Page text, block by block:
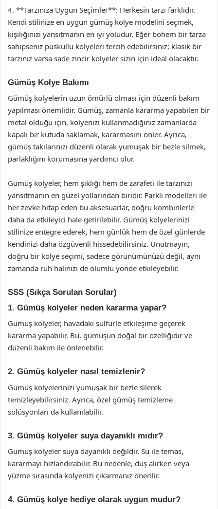
4. **Tarzınıza Uygun Seçimler**: Herkesin tarzı farklıdır.
Kendi stilinize en uygun gümüş kolye modelini seçmek,
kişiliğinizi yansıtmanın en iyi yoludur. Eğer bohem bir tarza
sahipseniz püsküllü kolyeleri tercih edebilirsiniz; klasik bir
tarzınız varsa sade zincir kolyeler sizin için ideal olacaktır.
Gümüş Kolye Bakımı
Gümüş kolyelerin uzun ömürlü olması için düzenli bakım
yapılması önemlidir. Gümüş, zamanla kararma yapabilen bir
metal olduğu için, kolyenizi kullanmadığınız zamanlarda
kapalı bir kutuda saklamak, kararmasını önler. Ayrıca,
gümüş takılarınızı düzenli olarak yumuşak bir bezle silmek,
parlaklığını korumasına yardımcı olur.
Gümüş kolyeler, hem şıklığı hem de zarafeti ile tarzınızı
yansıtmanın en güzel yollarından biridir. Farklı modelleri ile
her zevke hitap eden bu aksesuarlar, doğru kombinlerle
daha da etkileyici hale getirilebilir. Gümüş kolyelerinizi
stilinize entegre ederek, hem günlük hem de özel günlerde
kendinizi daha özgüvenli hissedebilirsiniz. Unutmayın,
doğru bir kolye seçimi, sadece görünümünüzü değil, aynı
zamanda ruh halinizi de olumlu yönde etkileyebilir.
SSS (Sıkça Sorulan Sorular)
1. Gümüş kolyeler neden kararma yapar?
Gümüş kolyeler, havadaki sülfürle etkileşime geçerek
kararma yapabilir. Bu, gümüşün doğal bir özelliğidir ve
düzenli bakım ile önlenebilir.
2. Gümüş kolyeler nasıl temizlenir?
Gümüş kolyelerinizi yumuşak bir bezle silerek
temizleyebilirsiniz. Ayrıca, özel gümüş temizleme
solüsyonları da kullanılabilir.
3. Gümüş kolyeler suya dayanıklı mıdır?
Gümüş kolyeler suya dayanıklı değildir. Su ile temas,
kararmayı hızlandırabilir. Bu nedenle, duş alırken veya
yüzme sırasında kolyenizi çıkarmanız önerilir.
4. Gümüş kolye hediye olarak uygun mudur?